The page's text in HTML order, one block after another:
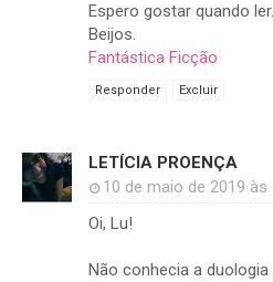
Espero gostar quando ler.
Beijos.
Fantástica Ficção
Responder Excluir
LETÍCIA PROENÇA
10 de maio de 2019 às
Oi, Lu!
Não conhecia a